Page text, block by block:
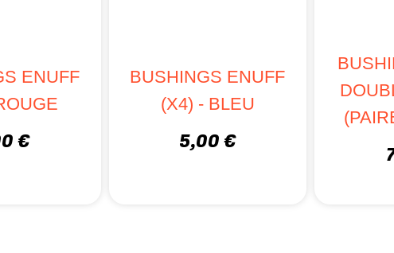
ENUFF
€
BUSHINGS ENUFF
(X4) - BLEU
5,00 €